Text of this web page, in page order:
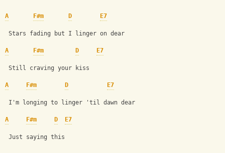
A F#m D E7
Stars fading but I linger on dear
A F#m D E7
Still craving your kiss
A F#m D E7
I'm longing to linger 'til dawn dear
A F#m D E7
Just saying this